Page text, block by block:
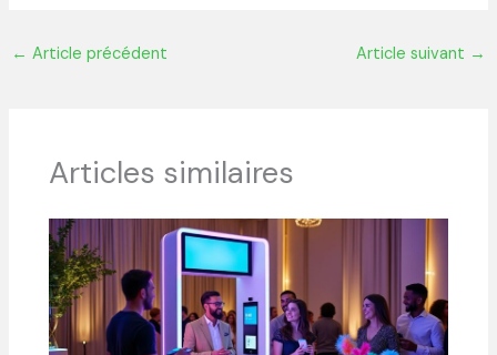
← Article précédent Article suivant →
Articles similaires